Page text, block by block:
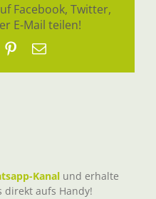
Facebook, Twitter,
E-Mail teilen!
Pinterest
E-
Kanal und erhalte
aufs Handy!